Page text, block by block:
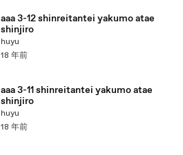
aaa 3-12 shinreitantei yakumo atae
shinjiro
huyu
18 年前
aaa 3-11 shinreitantei yakumo atae
shinjiro
huyu
18 年前